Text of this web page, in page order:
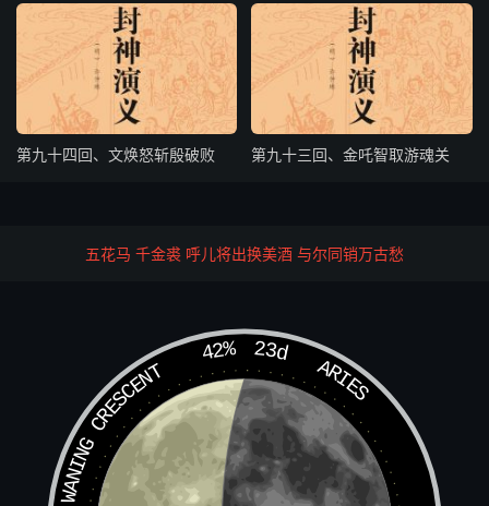
风雷响亮冲；这一个杀气叁千丈，那一个灵光透九重。
这一个生成肉正道，那一个凡体受神封；这一个棍起生烈，
那一个钻逞英雄。平地征云起，空中火凶；金棍光辉分上
下，钻精通最有功。自来也有将军战，不似空中类转蓬。
功，劫营得胜，挫了闻太师的锋锐；子牙大喜，慰劳诸将
答曰：“武王洪福，丞相德辉；故使闻仲不识时务，失其利
也。”正话间，忽报：“有一道童求见丞相。”子牙传：“请。”
少时雷震子进府下拜，口称：“师叔！”子牙曰：“是那处名山
弟子，今至此地？”雷震子曰：“弟子乃终南山玉柱洞云中子
门下雷震子是也。今奉师命下山，一则谒师叔立功；二则见
皇兄相会。”
第九十四回、文焕怒斩殷破败 第九十三回、金吒智取游魂关
五花马 千金裘 呼儿将出换美酒 与尔同销万古愁
42% 23d
ARIES
WANING CRESCENT